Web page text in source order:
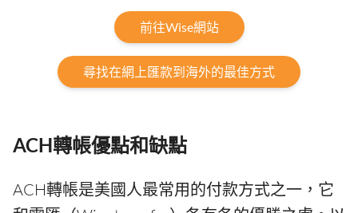
前往Wise網站
尋找在網上匯款到海外的最佳方式
ACH轉帳優點和缺點
ACH轉帳是美國人最常用的付款方式之一，它